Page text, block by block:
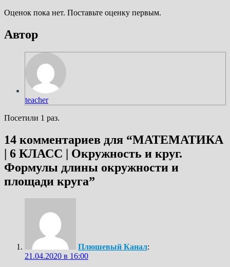
Оценок пока нет. Поставьте оценку первым.
Автор
teacher
Посетили 1 раз.
14 комментариев для “МАТЕМАТИКА
| 6 КЛАСС | Окружность и круг.
Формулы длины окружности и
площади круга”
Плюшевый Канал:
21.04.2020 в 16:00